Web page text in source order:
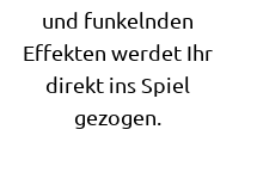
und funkelnden
Effekten werdet Ihr
direkt ins Spiel
gezogen.